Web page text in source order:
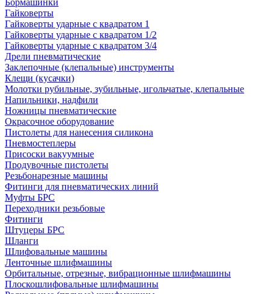
Бормашинки
Гайковерты
Гайковерты ударные с квадратом 1
Гайковерты ударные с квадратом 1/2
Гайковерты ударные с квадратом 3/4
Дрели пневматические
Заклепочные (клепальные) инструменты
Клещи (кусачки)
Молотки рубильные, зубильные, игольчатые, клепальные
Напильники, надфили
Ножницы пневматические
Окрасочное оборудование
Пистолеты для нанесения силикона
Пневмостеплеры
Присоски вакуумные
Продувочные пистолеты
Резьбонарезные машины
Фитинги для пневматических линий
Муфты БРС
Переходники резьбовые
Фитинги
Штуцеры БРС
Шланги
Шлифовальные машины
Ленточные шлифмашины
Орбитальные, отрезные, вибрационные шлифмашины
Плоскошлифовальные шлифмашины